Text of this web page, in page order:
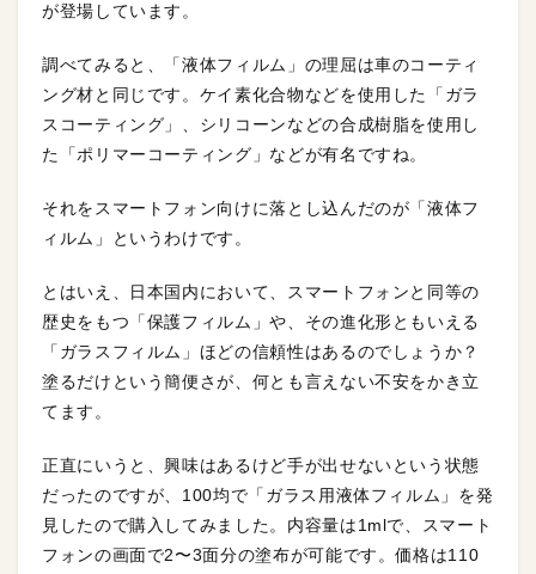
が登場しています。
調べてみると、「液体フィルム」の理屈は車のコーティ
ング材と同じです。ケイ素化合物などを使用した「ガラ
スコーティング」、シリコーンなどの合成樹脂を使用し
た「ポリマーコーティング」などが有名ですね。
それをスマートフォン向けに落とし込んだのが「液体フ
ィルム」というわけです。
とはいえ、日本国内において、スマートフォンと同等の
歴史をもつ「保護フィルム」や、その進化形ともいえる
「ガラスフィルム」ほどの信頼性はあるのでしょうか？
塗るだけという簡便さが、何とも言えない不安をかき立
てます。
正直にいうと、興味はあるけど手が出せないという状態
だったのですが、100均で「ガラス用液体フィルム」を発
見したので購入してみました。内容量は1mlで、スマート
フォンの画面で2〜3面分の塗布が可能です。価格は110